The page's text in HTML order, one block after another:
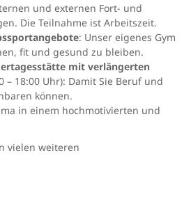
und externen Fort- und
Die Teilnahme ist Arbeitszeit.
: Unser eigenes Gym
fit und gesund zu bleiben.
mit verlängerten
– 18:00 Uhr): Damit Sie Beruf und
können.
in einem hochmotivierten und
vielen weiteren